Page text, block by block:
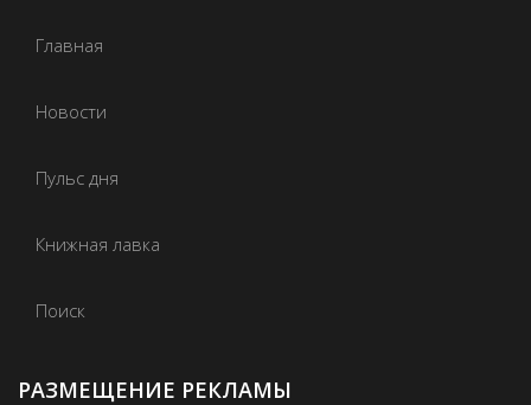
Главная
Новости
Пульс дня
Книжная лавка
Поиск
РАЗМЕЩЕНИЕ РЕКЛАМЫ